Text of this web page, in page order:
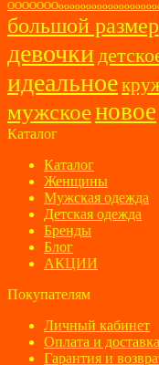
большой размер
девочки
идеальное
мужскоеновое
Каталог
Каталог
Женщины
Мужская одежда
Детская одежда
Бренды
Блог
АКЦИИ
Покупателям
Личный кабинет
Оплата и доставка
Гарантия и